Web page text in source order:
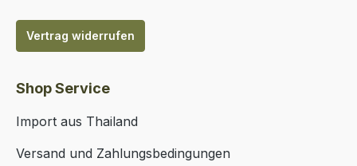
Vertrag widerrufen
Shop Service
Import aus Thailand
Versand und Zahlungsbedingungen